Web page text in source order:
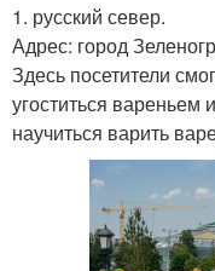
1. русский север.
Адрес: город
Здесь посетители
угоститься
научиться варить